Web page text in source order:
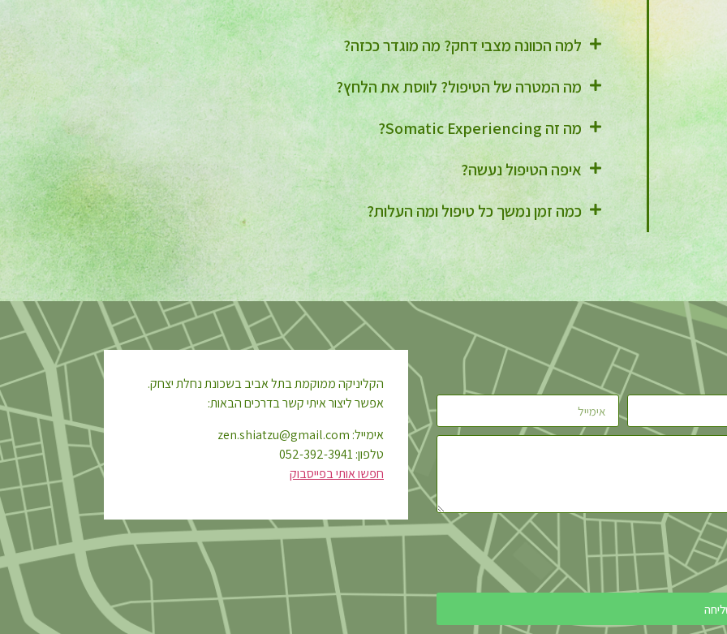
למה הכוונה מצבי דחק? מה מוגדר ככזה?
מה המטרה של הטיפול? לווסת את הלחץ?
מה זה Somatic Experiencing?
איפה הטיפול נעשה?
כמה זמן נמשך כל טיפול ומה העלות?
הקליניקה ממוקמת בתל אביב בשכונת נחלת יצחק.
אפשר ליצור איתי קשר בדרכים הבאות:
אימייל: zen.shiatzu@gmail.com
טלפון: 052-392-3941
חפשו אותי בפייסבוק